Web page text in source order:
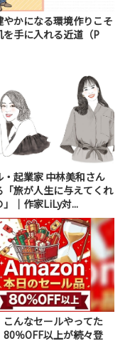
やかになる環境作りこそ
を手に入れる近道（P
・起業家 中林美和さん
「旅が人生に与えてくれ
」｜作家LiLy対...
こんなセールやってた
80％OFF以上が続々登